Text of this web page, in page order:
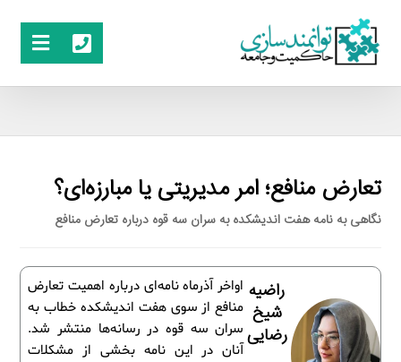
تعارض منافع؛ امر مدیریتی یا مبارزه‌ای؟
نگاهی به نامه هفت اندیشکده به سران سه قوه درباره تعارض منافع
اواخر آذرماه نامه‌ای درباره اهمیت تعارض
منافع از سوی هفت اندیشکده خطاب به
سران سه قوه در رسانه‌ها منتشر شد.
آنان در این نامه بخشی از مشکلات
راضیه
شیخ
رضایی